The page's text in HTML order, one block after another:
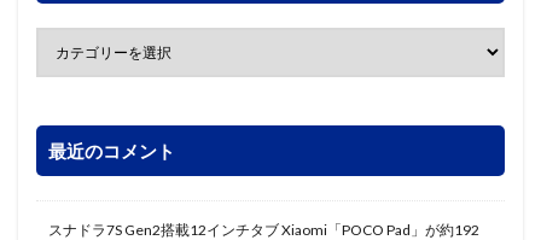
最近のコメント
スナドラ7S Gen2搭載12インチタブ Xiaomi「POCO Pad」が約192